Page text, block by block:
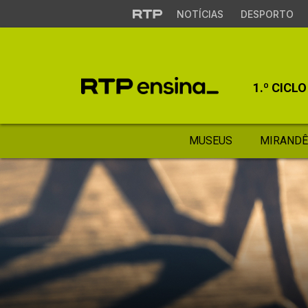
NOTÍCIAS DESPORTO
1.º CICLO
MUSEUS